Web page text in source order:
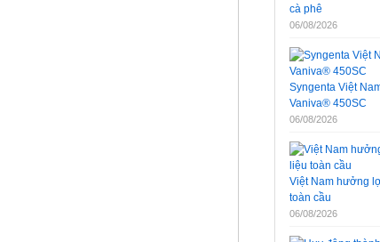
cà phê
06/08/2026
Syngenta Việt
Vaniva® 450SC
06/08/2026
Việt Nam hưởng
toàn cầu
06/08/2026